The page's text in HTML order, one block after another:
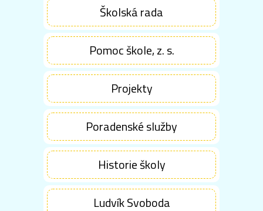
Školská rada
Pomoc škole, z. s.
Projekty
Poradenské služby
Historie školy
Ludvík Svoboda